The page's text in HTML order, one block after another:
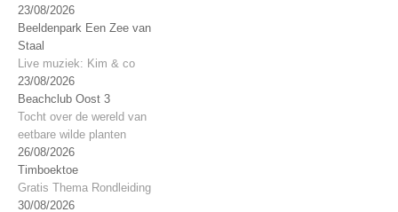
23/08/2026
Beeldenpark Een Zee van
Staal
Live muziek: Kim & co
23/08/2026
Beachclub Oost 3
Tocht over de wereld van
eetbare wilde planten
26/08/2026
Timboektoe
Gratis Thema Rondleiding
30/08/2026